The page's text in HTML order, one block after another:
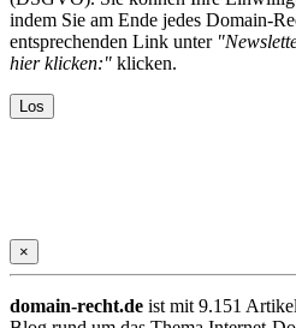
indem Sie am Ende jedes Domain-
entsprechenden Link unter
hier klicken:" klicken.
×
domain-recht.de ist mit 9.151